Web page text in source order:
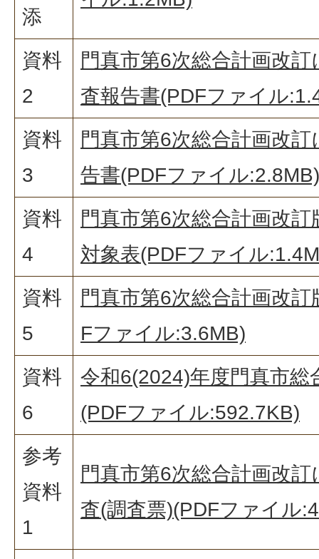
添
資料
2
門真市第6次総合計画改
査報告書(PDFファイル
資料
3
門真市第6次総合計画改
告書(PDFファイル:2.8MB)
資料
4
門真市第6次総合計画改
対象表(PDFファイル
資料
5
門真市第6次総合計画改
Fファイル:3.6MB)
資料
6
令和6(2024)年度門真市総
(PDFファイル:592.7KB)
参考
資料
1
門真市第6次総合計画改
査(調査票)(PDFファイル